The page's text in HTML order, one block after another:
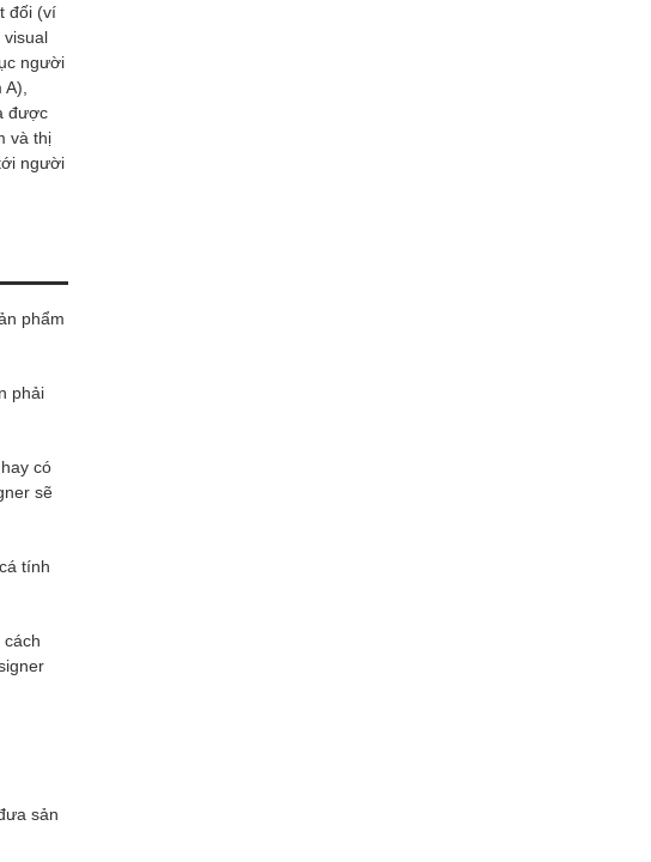
đối (ví
visual
người
được
và thị
người
phẩm
phải
có
sẽ
tính
sản